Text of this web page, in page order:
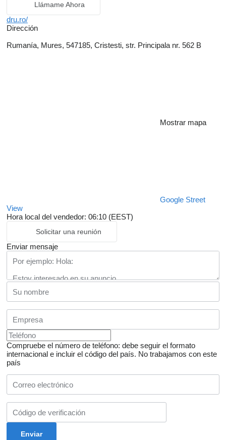
Llámame Ahora
dru.ro/
Dirección
Rumanía, Mures, 547185, Cristesti, str. Principala nr. 562 B
Mostrar mapa
Google Street
View
Hora local del vendedor: 06:10 (EEST)
Solicitar una reunión
Enviar mensaje
Compruebe el número de teléfono: debe seguir el formato
internacional e incluir el código del país. No trabajamos con este
país